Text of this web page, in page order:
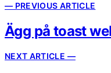
— PREVIOUS ARTICLE
Ägg på toast
NEXT ARTICLE —